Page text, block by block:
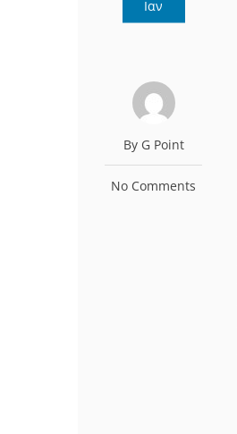
Ιαν
By G Point
No Comments